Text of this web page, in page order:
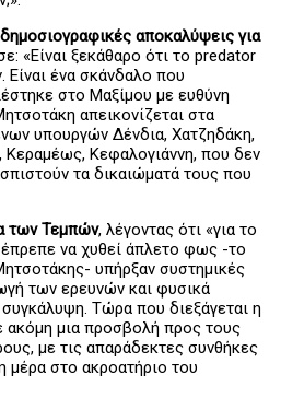
δημοσιογραφικές αποκαλύψεις για
«Είναι ξεκάθαρο ότι το predator
Είναι ένα σκάνδαλο που
στο Μαξίμου με ευθύνη
απεικονίζεται στα
υπουργών Δένδια, Χατζηδάκη,
Κεραμέως, Κεφαλογιάννη, που δεν
τα δικαιώματά τους που
των Τεμπών, λέγοντας ότι «για το
να χυθεί άπλετο φως -το
υπήρξαν συστημικές
των ερευνών και φυσικά
Τώρα που διεξάγεται η
ακόμη μια προσβολή προς τους
με τις απαράδεκτες συνθήκες
μέρα στο ακροατήριο του